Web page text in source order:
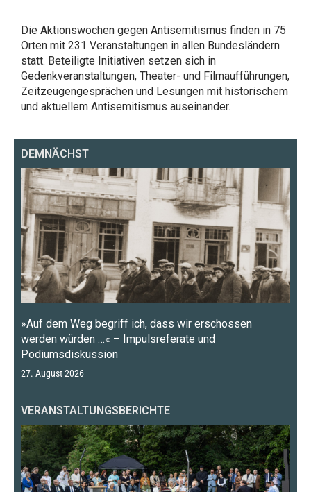
Die Aktionswochen gegen Antisemitismus finden in 75
Orten mit 231 Veranstaltungen in allen Bundesländern
statt. Beteiligte Initiativen setzen sich in
Gedenkveranstaltungen, Theater- und Filmaufführungen,
Zeitzeugengesprächen und Lesungen mit historischem
und aktuellem Antisemitismus auseinander.
DEMNÄCHST
»Auf dem Weg begriff ich, dass wir erschossen
werden würden …« – Impulsreferate und
Podiumsdiskussion
27. August 2026
VERANSTALTUNGSBERICHTE